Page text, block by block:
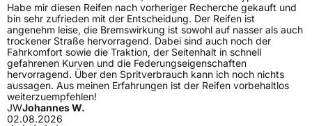
Habe mir diesen Reifen nach vorheriger Recherche gekauft und
bin sehr zufrieden mit der Entscheidung. Der Reifen ist
angenehm leise, die Bremswirkung ist sowohl auf nasser als auch
trockener Straße hervorragend. Dabei sind auch noch der
Fahrkomfort sowie die Traktion, der Seitenhalt in schnell
gefahrenen Kurven und die Federungseigenschaften
hervorragend. Über den Spritverbrauch kann ich noch nichts
aussagen. Aus meinen Erfahrungen ist der Reifen vorbehaltlos
weiterzuempfehlen!
JWJohannes W.
02.08.2026